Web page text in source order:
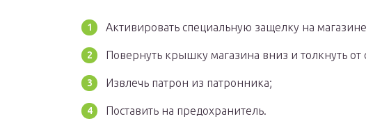
Активировать специальную защелку на
Повернуть крышку магазина вниз и толкнуть от
Извлечь патрон из патронника;
Поставить на предохранитель.